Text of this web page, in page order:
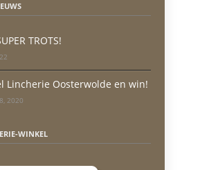
TROTS!
Lincherie Oosterwolde en win!
2020
WINKEL